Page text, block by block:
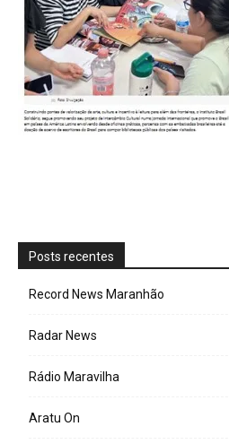
Posts recentes
Record News Maranhão
Radar News
Rádio Maravilha
Aratu On